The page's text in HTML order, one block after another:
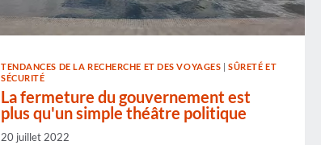
TENDANCES DE LA RECHERCHE ET DES VOYAGES |SÛRETÉ ET
SÉCURITÉ
La fermeture du gouvernement est
plus qu'un simple théâtre politique
20 juillet 2022